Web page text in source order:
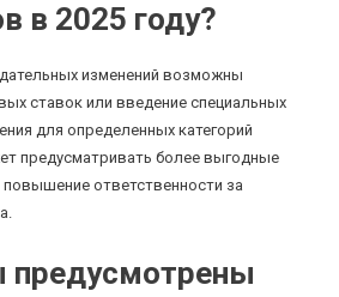
в 2025 году?
изменений возможны
ставок или введение специальных
для определенных категорий
предусматривать более выгодные
ответственности за
предусмотрены